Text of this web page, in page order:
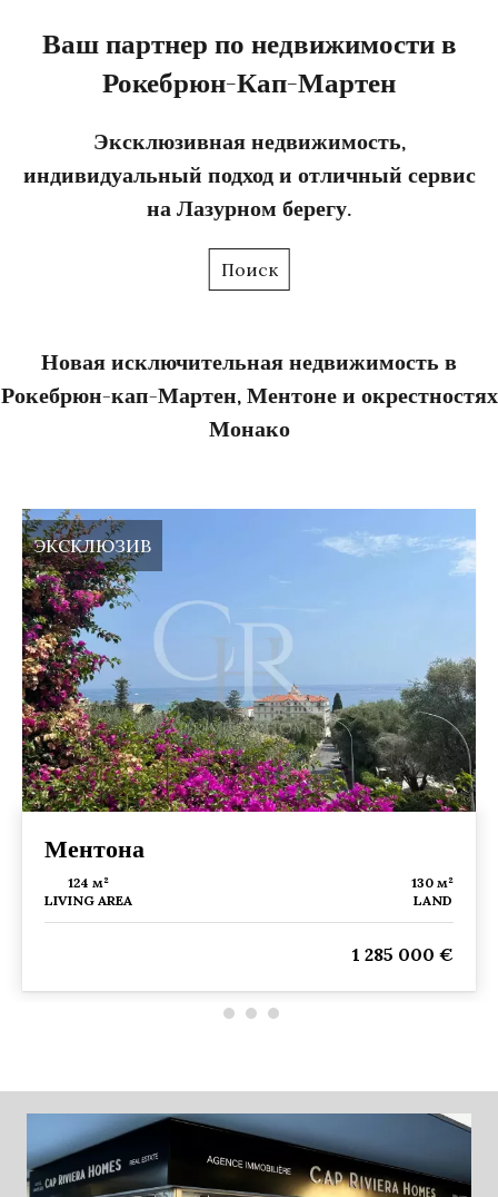
Ваш партнер по недвижимости в
Рокебрюн-Кап-Мартен
Эксклюзивная недвижимость,
индивидуальный подход и отличный сервис
на Лазурном берегу.
Поиск
Новая исключительная недвижимость в
Рокебрюн-кап-Мартен, Ментоне и окрестностях
Монако
ЭКСКЛЮЗИВ
Ментона
124 м²
LIVING AREA
130 м²
LAND
1 285 000 €